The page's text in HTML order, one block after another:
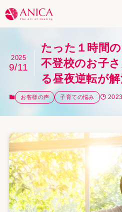
たった１時間
不登校のお子
る昼夜逆転が解
2025
9/11
お客様の声 子育ての悩み